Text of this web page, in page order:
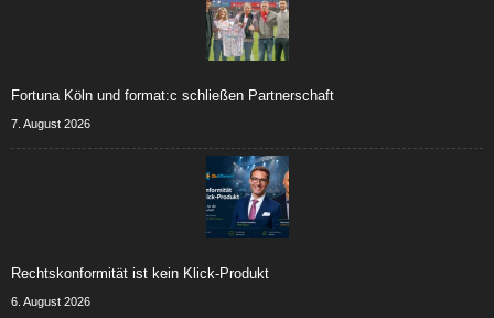
Fortuna Köln und format:c schließen Partnerschaft
7. August 2026
Rechtskonformität ist kein Klick-Produkt
6. August 2026